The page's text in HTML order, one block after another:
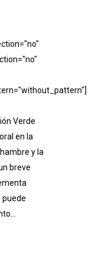
Verde
en la
y la
breve
puede